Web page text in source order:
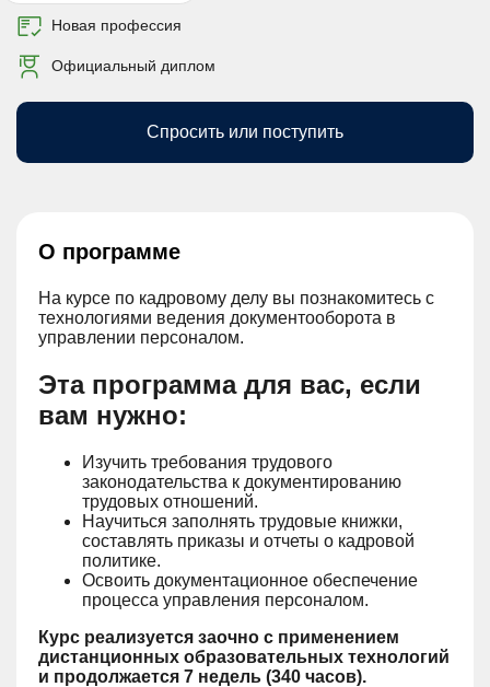
Новая профессия
Официальный диплом
Спросить или поступить
О программе
На курсе по кадровому делу вы познакомитесь с
технологиями ведения документооборота в
управлении персоналом.
Эта программа для вас, если
вам нужно:
Изучить требования трудового
законодательства к документированию
трудовых отношений.
Научиться заполнять трудовые книжки,
составлять приказы и отчеты о кадровой
политике.
Освоить документационное обеспечение
процесса управления персоналом.
Курс реализуется заочно с применением
дистанционных образовательных технологий
и продолжается 7 недель (340 часов).